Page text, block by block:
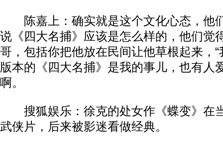
陈嘉上：确实就是这个文化心态，他
说《四大名捕》应该是怎么样的，他们觉
哥，包括你把他放在民间让他草根起来，“
版本的《四大名捕》是我的事儿，也有人
啊。
搜狐娱乐：徐克的处女作《蝶变》在
武侠片，后来被影迷看做经典。